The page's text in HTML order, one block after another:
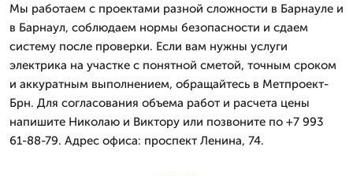
Мы работаем с проектами разной сложности в Барнауле и
в Барнаул, соблюдаем нормы безопасности и сдаем
систему после проверки. Если вам нужны услуги
электрика на участке с понятной сметой, точным сроком
и аккуратным выполнением, обращайтесь в Метпроект-
Брн. Для согласования объема работ и расчета цены
напишите Николаю и Виктору или позвоните по +7 993
61-88-79. Адрес офиса: проспект Ленина, 74.